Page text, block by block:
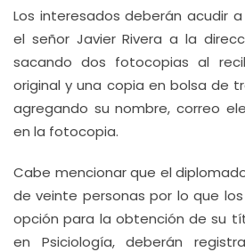
Los interesados deberán acudir
el señor Javier Rivera a la
sacando dos fotocopias al
original y una copia en bolsa de
agregando su nombre, correo
en la fotocopia.
Cabe mencionar que el
de veinte personas por lo que
opción para la obtención de su
en Psiciología, deberán